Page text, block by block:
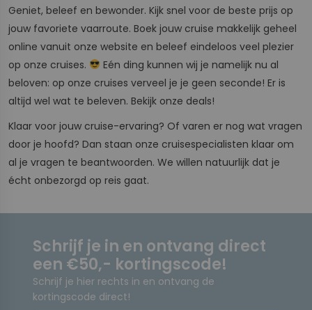
Geniet, beleef en bewonder. Kijk snel voor de beste prijs op
jouw favoriete vaarroute. Boek jouw cruise makkelijk geheel
online vanuit onze website en beleef eindeloos veel plezier
op onze cruises.
Eén ding kunnen wij je namelijk nu al
beloven: op onze cruises verveel je je geen seconde! Er is
altijd wel wat te beleven. Bekijk onze deals!
Klaar voor jouw cruise-ervaring? Of varen er nog wat vragen
door je hoofd? Dan staan onze cruisespecialisten klaar om
al je vragen te beantwoorden. We willen natuurlijk dat je
écht onbezorgd op reis gaat.
Schrijf je in en ontvang direct
een €50,- kortingscode!
Schrijf je hier rechts in en ontvang de
kortingscode direct!